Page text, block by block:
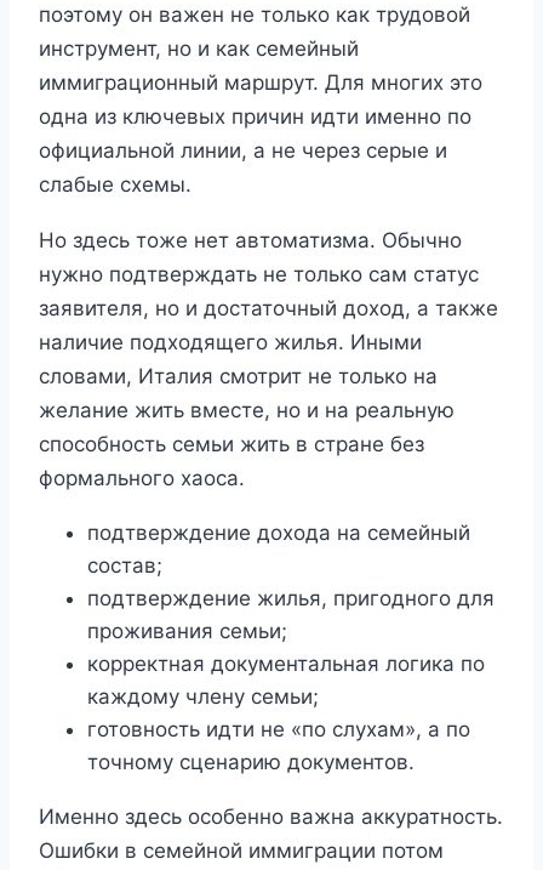
поэтому он важен не только как трудовой
инструмент, но и как семейный
иммиграционный маршрут. Для многих это
одна из ключевых причин идти именно по
официальной линии, а не через серые и
слабые схемы.
Но здесь тоже нет автоматизма. Обычно
нужно подтверждать не только сам статус
заявителя, но и достаточный доход, а также
наличие подходящего жилья. Иными
словами, Италия смотрит не только на
желание жить вместе, но и на реальную
способность семьи жить в стране без
формального хаоса.
подтверждение дохода на семейный
состав;
подтверждение жилья, пригодного для
проживания семьи;
корректная документальная логика по
каждому члену семьи;
готовность идти не «по слухам», а по
точному сценарию документов.
Именно здесь особенно важна аккуратность.
Ошибки в семейной иммиграции потом